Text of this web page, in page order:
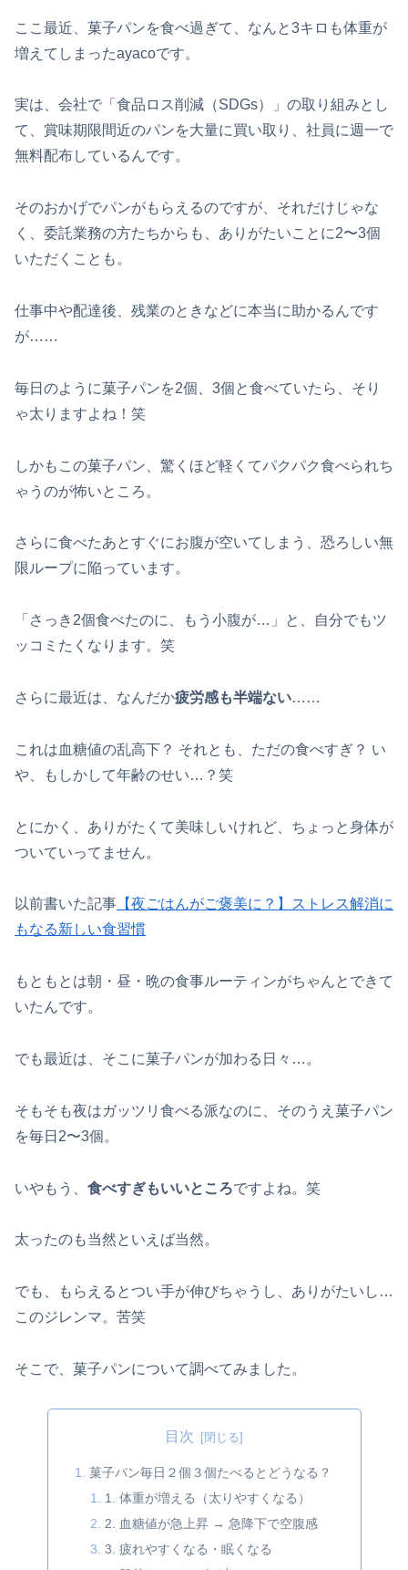
ここ最近、菓子パンを食べ過ぎて、なんと3キロも体重が
増えてしまったayacoです。
実は、会社で「食品ロス削減（SDGs）」の取り組みとし
て、賞味期限間近のパンを大量に買い取り、社員に週一で
無料配布しているんです。
そのおかげでパンがもらえるのですが、それだけじゃな
く、委託業務の方たちからも、ありがたいことに2〜3個
いただくことも。
仕事中や配達後、残業のときなどに本当に助かるんです
が……
毎日のように菓子パンを2個、3個と食べていたら、そり
ゃ太りますよね！笑
しかもこの菓子パン、驚くほど軽くてパクパク食べられち
ゃうのが怖いところ。
さらに食べたあとすぐにお腹が空いてしまう、恐ろしい無
限ループに陥っています。
「さっき2個食べたのに、もう小腹が…」と、自分でもツ
ッコミたくなります。笑
さらに最近は、なんだか疲労感も半端ない……
これは血糖値の乱高下？ それとも、ただの食べすぎ？ い
や、もしかして年齢のせい…？笑
とにかく、ありがたくて美味しいけれど、ちょっと身体が
ついていってません。
以前書いた記事 【夜ごはんがご褒美に？】ストレス解消に
もなる新しい食習慣
もともとは朝・昼・晩の食事ルーティンがちゃんとできて
いたんです。
でも最近は、そこに菓子パンが加わる日々…。
そもそも夜はガッツリ食べる派なのに、そのうえ菓子パン
を毎日2〜3個。
いやもう、 食べすぎもいいところですよね。笑
太ったのも当然といえば当然。
でも、もらえるとつい手が伸びちゃうし、ありがたいし…
このジレンマ。苦笑
そこで、菓子パンについて調べてみました。
目次
菓子パン毎日２個３個たべるとどうなる？
1. 体重が増える（太りやすくなる）
2. 血糖値が急上昇 → 急降下で空腹感
3. 疲れやすくなる・眠くなる